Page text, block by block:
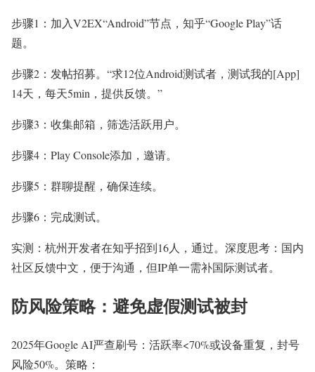
步骤1：加入V2EX“Android”节点，知乎“Google Play”话
题。
步骤2：发帖招募。“求12位Android测试者，测试我的[App]
14天，每天5min，提供反馈。”
步骤3：收集邮箱，筛选活跃用户。
步骤4：Play Console添加，邀请。
步骤5：群聊提醒，确保连续。
步骤6：完成测试。
实测：杭州开发者在知乎招到16人，通过。深度思考：国内
社区反馈中文，便于沟通，但IP单一需补国际测试者。
防风险策略：避免虚假测试被封
2025年Google AI严查刷号：活跃率<70%或设备重复，封号
风险50%。策略：